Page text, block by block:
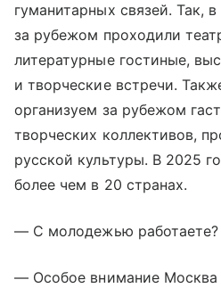
гуманитарных связей. Так,
за рубежом проходили
литературные гостиные,
и творческие встречи.
организуем за рубежом
творческих коллективов,
русской культуры. В 2025
более чем в 20 странах.
— С молодежью работаете?
— Особое внимание Москва